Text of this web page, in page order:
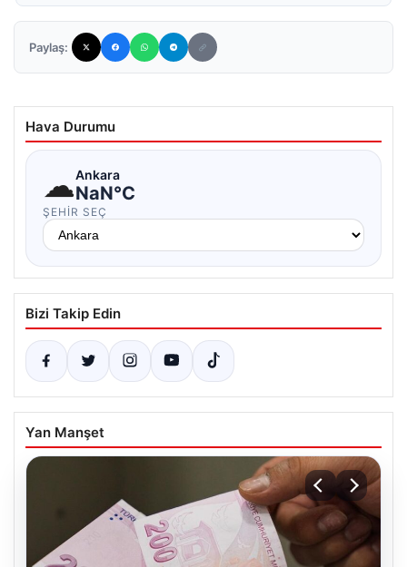
Paylaş:
Hava Durumu
☁Ankara
NaN°C
ŞEHIR SEÇ
Bizi Takip Edin
Yan Manşet